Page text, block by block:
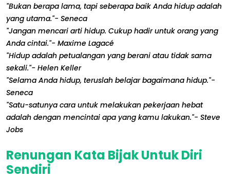
"Bukan berapa lama, tapi seberapa baik Anda hidup adalah
yang utama."- Seneca
"Jangan mencari arti hidup. Cukup hadir untuk orang yang
Anda cintai."- Maxime Lagacé
"Hidup adalah petualangan yang berani atau tidak sama
sekali."- Helen Keller
"Selama Anda hidup, teruslah belajar bagaimana hidup."-
Seneca
"Satu-satunya cara untuk melakukan pekerjaan hebat
adalah dengan mencintai apa yang kamu lakukan."- Steve
Jobs
Renungan Kata Bijak Untuk Diri
Sendiri